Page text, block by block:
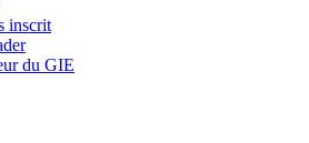
inscrit
du GIE